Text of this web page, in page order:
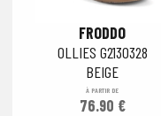
FRODDO
OLLIES G2130328
BEIGE
À PARTIR DE
76.90 €